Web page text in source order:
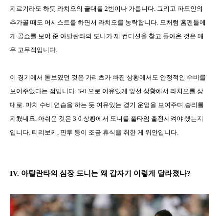
지르기라도 하듯 라치오의 골대를 2번이나 가릅니다. 그리고 파도인의
추가골 때도 어시스트를 하면서 라치오를 농락합니다. 모처럼 홈팬들에
게 골쇼를 보여 준 아탈란타의 도니가 제 컨디션을 찾고 돌아온 것은 매
우 고무적입니다.
이 경기에서 돋보였던 것은 가리츠가 빠진 상황에서도 안정적인 수비를
보여주었다는 점입니다. 3-0 으로 여유있게 앞선 상황에서 라치오를 상
대로. 마치 수비 연습을 하는 듯 여유있는 경기 운영을 보여주며 승리를
지켰네요. 아쉬운 것은 3-0 상황에서 도니를 풀타임 출전시켜야 했는지
입니다. 티리보키, 핀투 등이 조금 휴식을 취한 게 위안입니다.
IV. 아탈란타의 심장 도니는 왜 갑자기 이렇게 달라졌나?